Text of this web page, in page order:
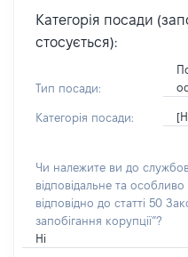
Категорія посади
стосується):
Тип посади:
Категорія посади:
Чи належите ви до
відповідальне та
відповідно до статті 50
запобігання корупції”?
Ні